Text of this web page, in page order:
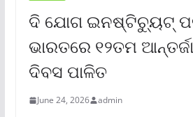
ଦି ଯୋଗ ଇନଷ୍ଟିଚ୍ୟୁଟ୍
ଭାରତରେ ୧୨ତମ
ଦିବସ ପାଳିତ
June 24, 2026 admin